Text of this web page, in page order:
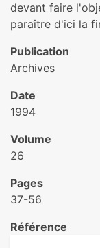
devant faire
paraître d'ici la
Publication
Archives
Date
1994
Volume
26
Pages
37-56
Référence